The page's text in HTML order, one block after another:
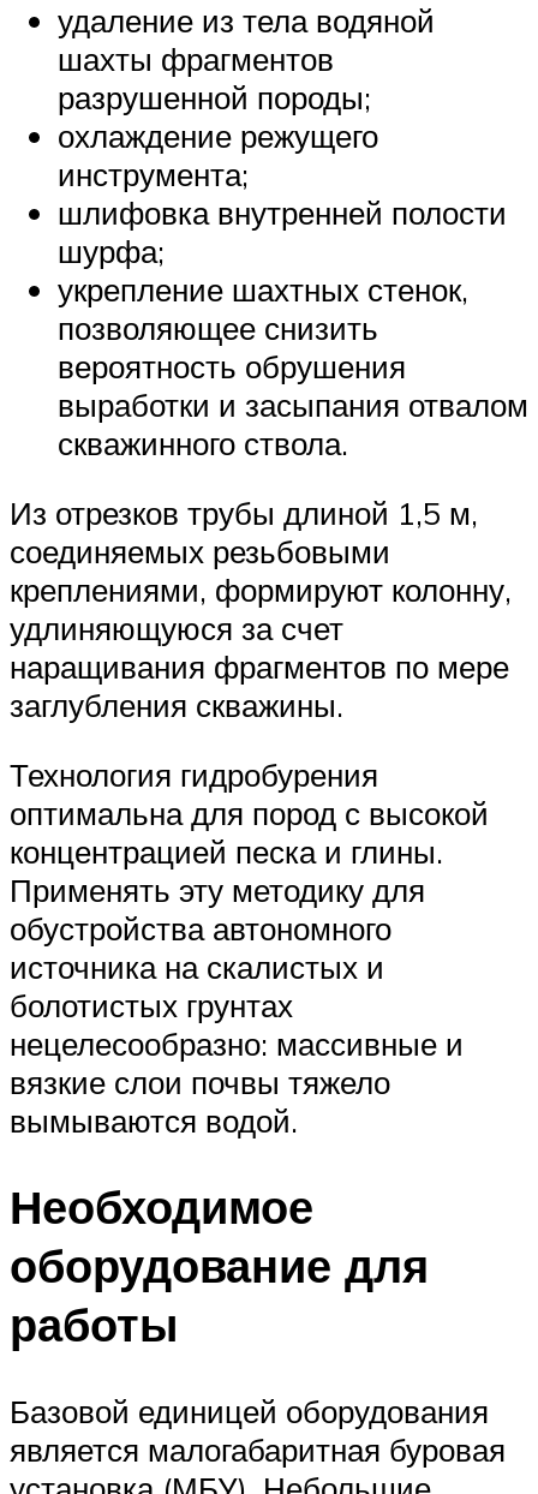
удаление из тела водяной
шахты фрагментов
разрушенной породы;
охлаждение режущего
инструмента;
шлифовка внутренней полости
шурфа;
укрепление шахтных стенок,
позволяющее снизить
вероятность обрушения
выработки и засыпания отвалом
скважинного ствола.
Из отрезков трубы длиной 1,5 м,
соединяемых резьбовыми
креплениями, формируют колонну,
удлиняющуюся за счет
наращивания фрагментов по мере
заглубления скважины.
Технология гидробурения
оптимальна для пород с высокой
концентрацией песка и глины.
Применять эту методику для
обустройства автономного
источника на скалистых и
болотистых грунтах
нецелесообразно: массивные и
вязкие слои почвы тяжело
вымываются водой.
Необходимое
оборудование для
работы
Базовой единицей оборудования
является малогабаритная буровая